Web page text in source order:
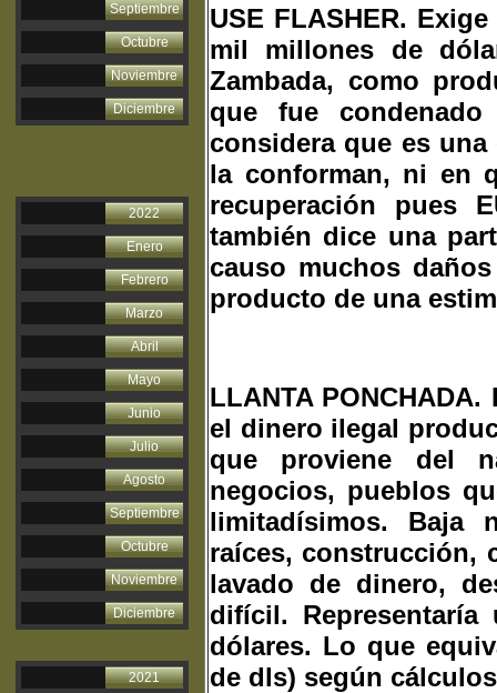
Septiembre
Octubre
Noviembre
Diciembre
2022
Enero
Febrero
Marzo
Abril
Mayo
Junio
Julio
Agosto
Septiembre
Octubre
Noviembre
Diciembre
2021
USE FLASHER.
mil millones de
Zambada, como
que fue
considera que es
la conforman, ni en
recuperación pues
también dice una
causo muchos
producto de una
LLANTA
el dinero ilegal
que proviene del
negocios, pueblos
limitadísimos. Baja
raíces, construcción,
lavado de dinero,
difícil.
dólares. Lo que
de dls) según